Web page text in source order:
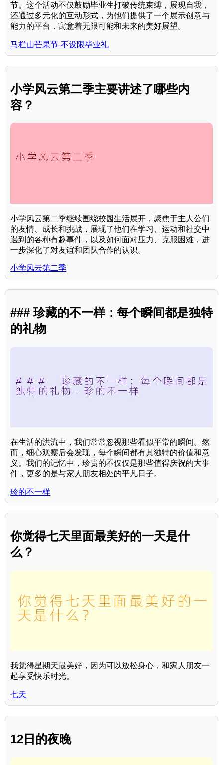
节。这个活动不仅鼓励毕业生打破传统束缚，展现自我，
还通过多元化的互动形式，为他们提供了一个展示创意与
能力的平台，寓意着无限可能和未来的美好展望。
马栏山芒果节-不设限毕业礼
小学风云第二季主要讲述了哪些内
容？
小学风云第二季继续围绕校园生活展开，聚焦于主人公们
的友情、成长和挑战，展现了他们在学习、运动和社交中
遇到的各种有趣事件，以及如何面对压力、克服困难，进
一步深化了对友谊和团队合作的认识。
小学风云第二季
### 珍藏的不一样：每个瞬间都是独特
的礼物
在生活的洪流中，我们常常忽视那些看似平常的瞬间。然
而，细心观察后会发现，每个瞬间都有其独特的价值和意
义。我们的记忆中，珍贵的不仅仅是那些值得庆祝的大事
件，更多的是与家人朋友相处的平凡日子。
珍的不一样
你觉得七天里面最美好的一天是什
么？
我觉得星期天最美好，因为可以放松身心，和家人朋友一
起享受快乐时光。
七天
12日的夜晚